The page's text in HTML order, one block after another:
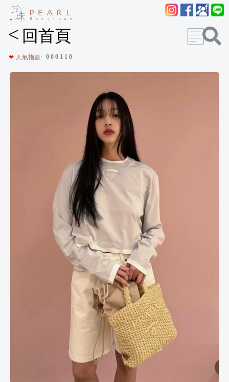
< 回首頁
❤ 人氣指數: 0 0 0 1 1 0